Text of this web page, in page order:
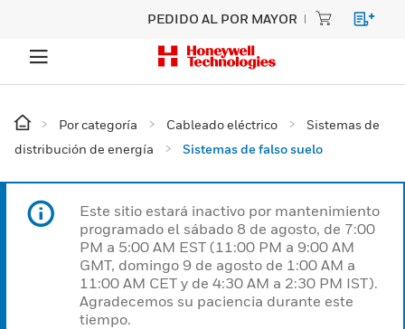
PEDIDO AL POR MAYOR
Por categoría Cableado eléctrico
Sistemas de
distribución de energía
Sistemas de falso suelo
Este sitio estará inactivo por mantenimiento
programado el sábado 8 de agosto, de 7:00
PM a 5:00 AM EST (11:00 PM a 9:00 AM
GMT, domingo 9 de agosto de 1:00 AM a
11:00 AM CET y de 4:30 AM a 2:30 PM IST).
Agradecemos su paciencia durante este
tiempo.